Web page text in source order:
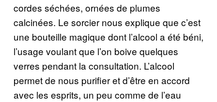
cordes séchées, ornées de plumes
calcinées. Le sorcier nous explique que c’est
une bouteille magique dont l’alcool a été béni,
l’usage voulant que l’on boive quelques
verres pendant la consultation. L’alcool
permet de nous purifier et d’être en accord
avec les esprits, un peu comme de l’eau